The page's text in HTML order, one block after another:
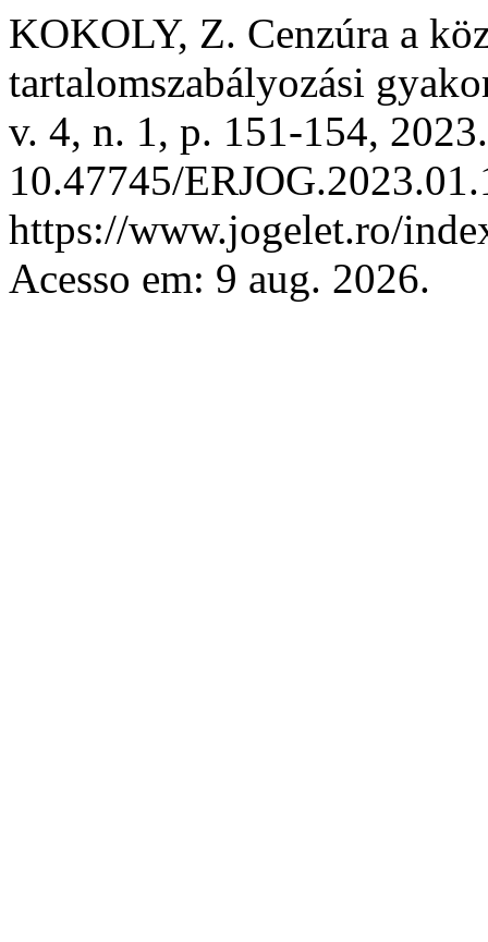
KOKOLY, Z. Cenzúra a
tartalomszabályozási
v. 4, n. 1, p. 151-154,
10.47745/
https://www.jogelet.ro/
Acesso em: 9 aug. 2026.